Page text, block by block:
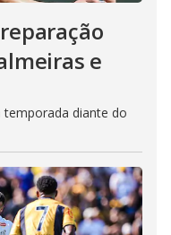
e
diante do